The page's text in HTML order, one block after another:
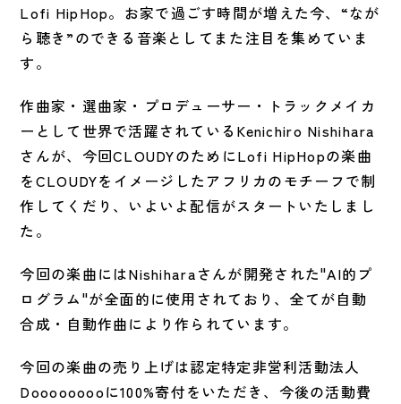
Lofi HipHop。お家で過ごす時間が増えた今、“なが
ら聴き”のできる音楽としてまた注目を集めていま
す。
作曲家・選曲家・プロデューサー・トラックメイカ
ーとして世界で活躍されているKenichiro Nishihara
さんが、今回CLOUDYのためにLofi HipHopの楽曲
をCLOUDYをイメージしたアフリカのモチーフで制
作してくだり、いよいよ配信がスタートいたしまし
た。
今回の楽曲にはNishiharaさんが開発された"AI的プ
ログラム"が全面的に使用されており、全てが自動
合成・自動作曲により作られています。
今回の楽曲の売り上げは認定特定非営利活動法人
Dooooooooに100%寄付をいただき、今後の活動費